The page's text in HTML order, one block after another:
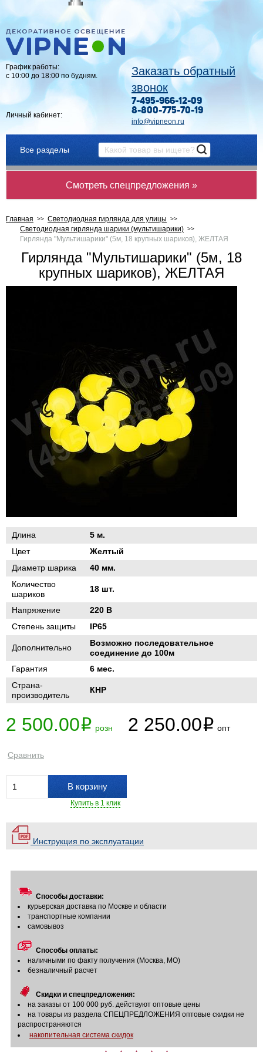
График работы:
с 10:00 до 18:00 по будням.
Личный кабинет:
Заказать обратный
звонок
7-495-966-12-09
8-800-775-70-19
info@vipneon.ru
Все разделы
Смотреть спецпредложения »
Главная
Светодиодная гирлянда для улицы
Светодиодная гирлянда шарики (мультишарики)
Гирлянда "Мультишарики" (5м, 18 крупных шариков), ЖЕЛТАЯ
Гирлянда "Мультишарики" (5м, 18
крупных шариков), ЖЕЛТАЯ
Длина
5 м.
Цвет
Желтый
Диаметр шарика
40 мм.
Количество
шариков
18 шт.
Напряжение
220 В
Степень защиты
IP65
Дополнительно
Возможно последовательное
соединение до 100м
Гарантия
6 мес.
Страна-
производитель
КНР
2 500.00i розн 2 250.00i опт
Сравнить
В корзину
Купить в 1 клик
Инструкция по эксплуатации
Способы доставки:
курьерская доставка по Москве и области
транспортные компании
самовывоз
Способы оплаты:
наличными по факту получения (Москва, МО)
безналичный расчет
Скидки и спецпредложения:
на заказы от 100 000 руб. действуют оптовые цены
на товары из раздела СПЕЦПРЕДЛОЖЕНИЯ оптовые скидки не
распространяются
накопительная система скидок